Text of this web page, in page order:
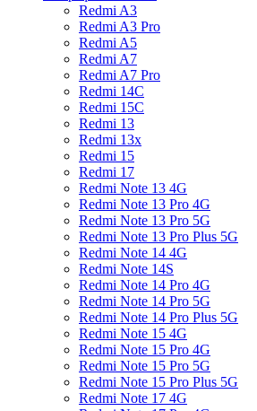
Redmi A3
Redmi A3 Pro
Redmi A5
Redmi A7
Redmi A7 Pro
Redmi 14C
Redmi 15C
Redmi 13
Redmi 13x
Redmi 15
Redmi 17
Redmi Note 13 4G
Redmi Note 13 Pro 4G
Redmi Note 13 Pro 5G
Redmi Note 13 Pro Plus 5G
Redmi Note 14 4G
Redmi Note 14S
Redmi Note 14 Pro 4G
Redmi Note 14 Pro 5G
Redmi Note 14 Pro Plus 5G
Redmi Note 15 4G
Redmi Note 15 Pro 4G
Redmi Note 15 Pro 5G
Redmi Note 15 Pro Plus 5G
Redmi Note 17 4G